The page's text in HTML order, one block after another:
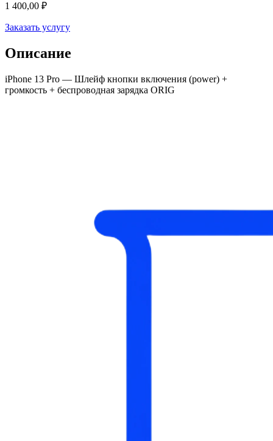
1 400,00 ₽
Заказать услугу
Описание
iPhone 13 Pro — Шлейф кнопки включения (power) +
громкость + беспроводная зарядка ORIG